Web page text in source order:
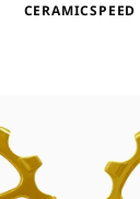
CERAMICSPEED